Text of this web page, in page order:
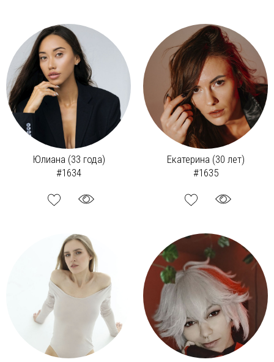
Юлиана (33 года)
#1634
Екатерина (30 лет)
#1635